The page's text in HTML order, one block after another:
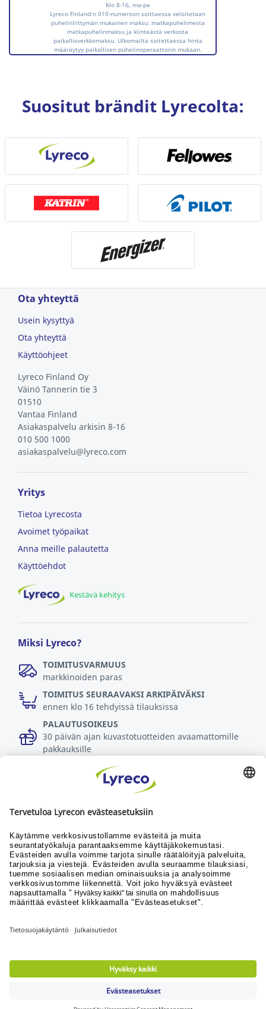
Klo 8-16, ma-pe
Lyreco Finland:n 010-numeroon soittaessa veloitetaan
puhelinliittymän mukainen maksu: matkapuhelimesta
matkapuhelinmaksu ja kiinteästä verkosta
paikallisverkkomaksu. Ulkomailta soitettaessa hinta
määräytyy paikallisen puhelinoperaattorin mukaan.
Suositut brändit Lyrecolta:
Ota yhteyttä
Usein kysyttyä
Ota yhteyttä
Käyttöohjeet
Lyreco Finland Oy
Väinö Tannerin tie 3
01510
Vantaa Finland
Asiakaspalvelu arkisin 8-16
010 500 1000
asiakaspalvelu@lyreco.com
Yritys
Tietoa Lyrecosta
Avoimet työpaikat
Anna meille palautetta
Käyttöehdot
Kestävä kehitys
Miksi Lyreco?
TOIMITUSVARMUUS
markkinoiden paras
TOIMITUS SEURAAVAKSI ARKIPÄIVÄKSI
ennen klo 16 tehdyissä tilauksissa
PALAUTUSOIKEUS
30 päivän ajan kuvastotuotteiden avaamattomille
pakkauksille
Kaikki, mitä työssäsi tarvitset
Yhteistyökumppanit
© Lyreco 2026
Saavutettavuusseloste
Sivukartta